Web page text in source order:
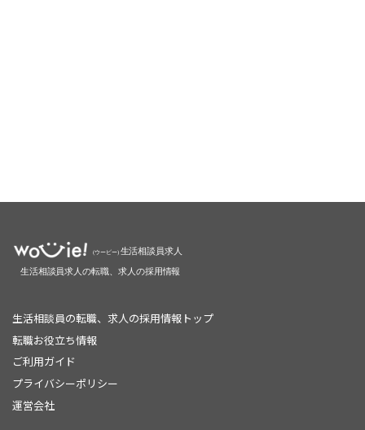
生活相談員の転職、求人の採用情報トップ
転職お役立ち情報
ご利用ガイド
プライバシーポリシー
運営会社